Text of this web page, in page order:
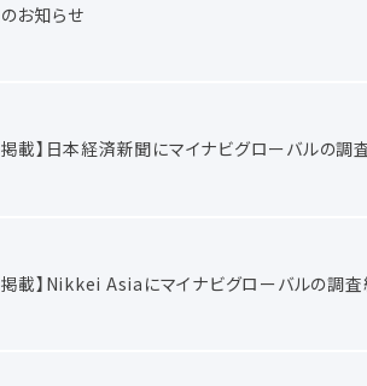
お知らせ
掲載】日本経済新聞にマイナビグローバルの
掲載】Nikkei Asiaにマイナビグローバルの調